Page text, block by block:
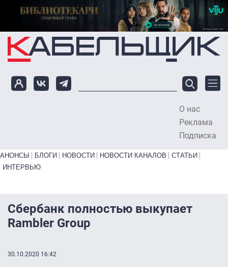
Перейти к основному содержанию
О нас
Реклама
Подписка
Primary links bottom
АНОНСЫ БЛОГИ НОВОСТИ НОВОСТИ КАНАЛОВ
СТАТЬИ
ИНТЕРВЬЮ
Сбербанк полностью выкупает
Rambler Group
30.10.2020 16:42